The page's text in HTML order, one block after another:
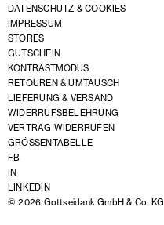
DATENSCHUTZ & COOKIES
IMPRESSUM
STORES
GUTSCHEIN
KONTRASTMODUS
RETOUREN & UMTAUSCH
LIEFERUNG & VERSAND
WIDERRUFSBELEHRUNG
VERTRAG WIDERRUFEN
GRÖSSENTABELLE
FB
IN
LINKEDIN
© 2026 Gottseidank GmbH & Co. KG